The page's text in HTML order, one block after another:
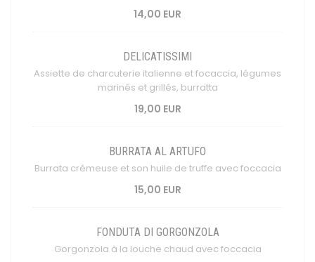
14,00 EUR
DELICATISSIMI
Assiette de charcuterie italienne et focaccia, légumes
marinés et grillés, burratta
19,00 EUR
BURRATA AL ARTUFO
Burrata crémeuse et son huile de truffe avec foccacia
15,00 EUR
FONDUTA DI GORGONZOLA
Gorgonzola à la louche chaud avec foccacia